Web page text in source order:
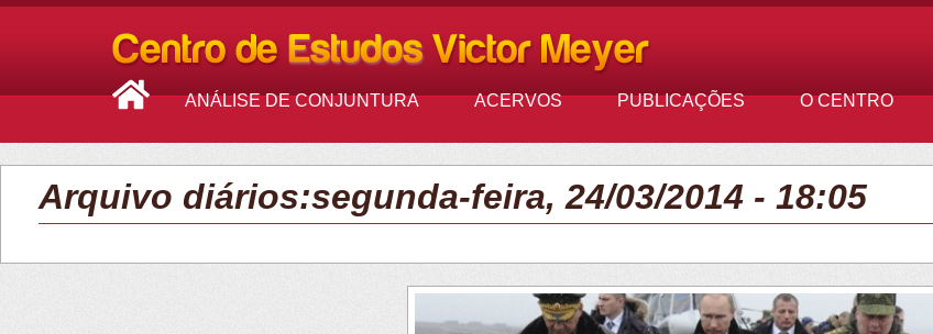
ANÁLISE DE CONJUNTURA ACERVOS PUBLICAÇÕES O CENTRO
Arquivo diários:segunda-feira, 24/03/2014 - 18:05